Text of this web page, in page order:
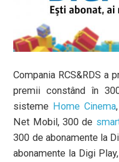
Compania RCS&RDS a
premii constând în
sisteme Home Cinema
Net Mobil, 300 de
300 de abonamente la
abonamente la Digi